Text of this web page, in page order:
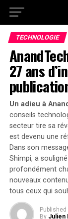
TECHNOLOGIE
27 ans
Un adieu à
conseils
secteur tire sa
est devenu une
Dans son
Shimpi, a
profondément
nouveaux
tous ceux qui
Published
By Julien